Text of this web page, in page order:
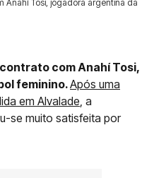
Anahí Tosi, jogadora argentina da
com Anahí Tosi,
feminino.Após uma
em Alvalade , a
se muito satisfeita por